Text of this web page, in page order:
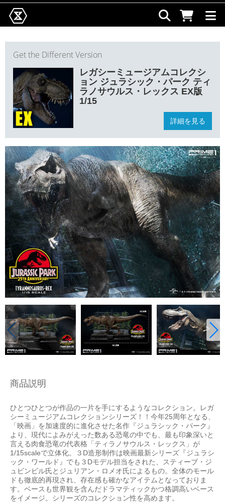
Get the Different Version
レガシーミュージアムコレクシ
ョン ジュラシック・パーク ティ
ラノサウルス・レックス EX版
1/15
詳細を見る
商品説明
ひとつひとつが作品の一片を手にするようなコレクション。レガ
シーミュージアムコレクションシリーズ！！今年25周年となる、
「映画」を加速度的に進化させた名作『ジュラシック・パーク』
より、現代によみがえった数ある恐竜の中でも、最も印象深いと
言える肉食恐竜の代表格「ティラノサウルス・レックス」が
1/15scaleで立体化。３D造形制作は映画最新シリーズ『ジュラシ
ック・ワールド』でも３Dモデル担当をされた、スティーブ・ジ
ュビンビル氏とジュリアン・ロメオ氏によるもの。全体のモール
ドも徹底的再現され、存在感も確かなアイテムとなっておりま
す。ベースも世界観を含んだドラマティックかつ格調高いベース
をイメージ。シリーズのコレクション性を高めます。